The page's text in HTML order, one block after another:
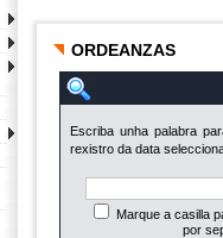
ORDEANZAS
Escriba unha palabra
rexistro da data
Marque a casilla
por